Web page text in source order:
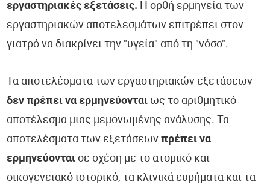
εργαστηριακές εξετάσεις. Η ορθή ερμηνεία των
εργαστηριακών αποτελεσμάτων επιτρέπει στον
γιατρό να διακρίνει την "υγεία" από τη "νόσο".
Τα αποτελέσματα των εργαστηριακών εξετάσεων
δεν πρέπει να ερμηνεύονται ως το αριθμητικό
αποτέλεσμα μιας μεμονωμένης ανάλυσης. Τα
αποτελέσματα των εξετάσεωνπρέπει να
ερμηνεύονταισε σχέση με το ατομικό και
οικογενειακό ιστορικό, τα κλινικά ευρήματα και τα